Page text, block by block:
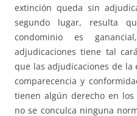
extinción queda sin
segundo lugar, resulta
condominio es
adjudicaciones tiene tal
que las adjudicaciones de
comparecencia y
tienen algún derecho en
no se conculca ninguna